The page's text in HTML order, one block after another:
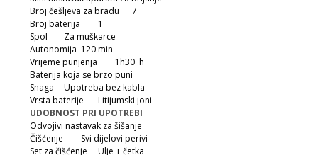
Broj češljeva za bradu
7
Broj baterija
1
Spol
Za muškarce
Autonomija 120 min
Vrijeme punjenja
1h30 h
Baterija koja se brzo puni
Snaga
Upotreba bez kabla
Vrsta baterije
Litijumski joni
UDOBNOST PRI UPOTREBI
Odvojivi nastavak za šišanje
Čišćenje
Svi dijelovi perivi
Set za čišćenje
Ulje + četka